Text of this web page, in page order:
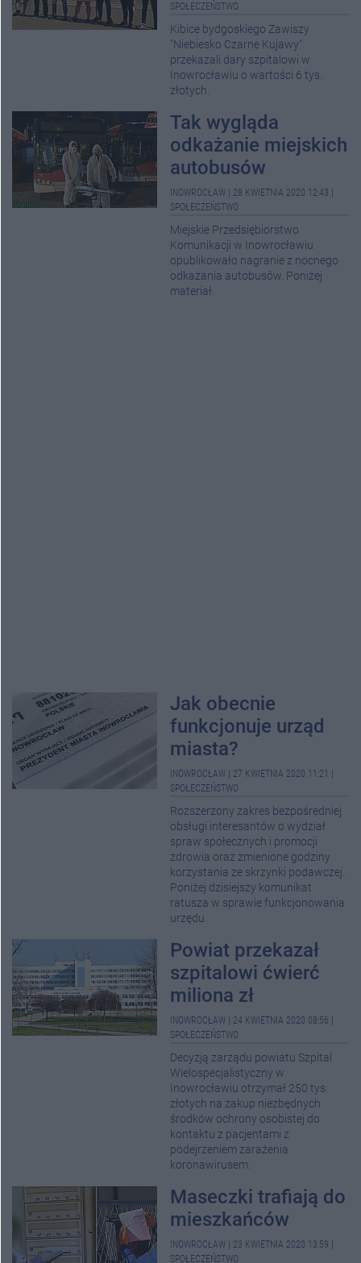
SPOŁECZEŃSTWO
Kibice bydgoskiego Zawiszy
"Niebiesko Czarne Kujawy"
przekazali dary szpitalowi w
Inowrocławiu o wartości 6 tys.
złotych.
Tak wygląda
odkażanie miejskich
autobusów
INOWROCŁAW 28 KWIETNIA 2020 12:43
SPOŁECZEŃSTWO
Miejskie Przedsiębiorstwo
Komunikacji w Inowrocławiu
opublikowało nagranie z nocnego
odkażania autobusów. Poniżej
materiał.
Jak obecnie
funkcjonuje urząd
miasta?
INOWROCŁAW 27 KWIETNIA 2020 11:21
SPOŁECZEŃSTWO
Rozszerzony zakres bezpośredniej
obsługi interesantów o wydział
spraw społecznych i promocji
zdrowia oraz zmienione godziny
korzystania ze skrzynki podawczej.
Poniżej dzisiejszy komunikat
ratusza w sprawie funkcjonowania
urzędu.
Powiat przekazał
szpitalowi ćwierć
miliona zł
INOWROCŁAW 24 KWIETNIA 2020 08:56
SPOŁECZEŃSTWO
Decyzją zarządu powiatu Szpital
Wielospecjalistyczny w
Inowrocławiu otrzymał 250 tys.
złotych na zakup niezbędnych
środków ochrony osobistej do
kontaktu z pacjentami z
podejrzeniem zarażenia
koronawirusem.
Maseczki trafiają do
mieszkańców
INOWROCŁAW 23 KWIETNIA 2020 13:59
SPOŁECZEŃSTWO